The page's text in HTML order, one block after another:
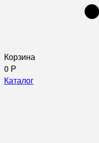
Корзина
0 Р
Каталог